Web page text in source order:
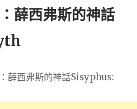
薛西弗斯的神話